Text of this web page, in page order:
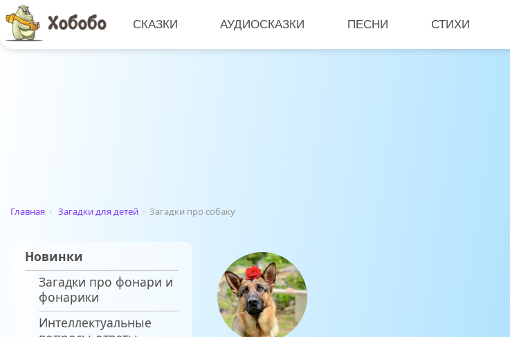
СКАЗКИ АУДИОСКАЗКИ ПЕСНИ СТИХИ
Главная › Загадки для детей › Загадки про собаку
Новинки
Загадки про фонари и
фонарики
Интеллектуальные